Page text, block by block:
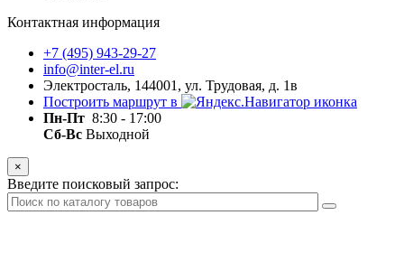
Контактная информация
+7 (495) 943-29-27
info@inter-el.ru
Электросталь, 144001, ул. Трудовая, д. 1в
Построить маршрут в
Пн-Пт 8:30 - 17:00
Сб-Вс Выходной
×
Введите поисковый запрос: